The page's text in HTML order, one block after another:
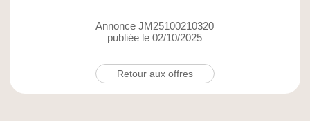
Annonce JM25100210320
publiée le 02/10/2025
Retour aux offres